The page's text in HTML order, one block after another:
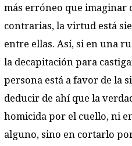
más erróneo que imaginar
contrarias, la virtud está
entre ellas. Así, si en una
la decapitación para
persona está a favor de la
deducir de ahí que la
homicida por el cuello, ni
alguno, sino en cortarlo